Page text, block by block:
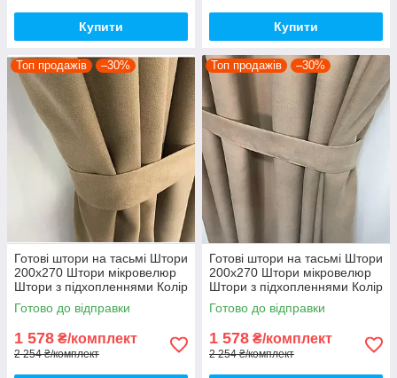
Купити Купити
Топ продажів –30%
Готові штори на тасьмі Штори
200х270 Штори мікровелюр
Штори з підхопленнями Колір
Коричневий
Готово до відправки
1 578 ₴/комплект
2 254 ₴/комплект
Топ продажів –30%
Готові штори на тасьмі Штори
200х270 Штори мікровелюр
Штори з підхопленнями Колір
бежевий
Готово до відправки
1 578 ₴/комплект
2 254 ₴/комплект